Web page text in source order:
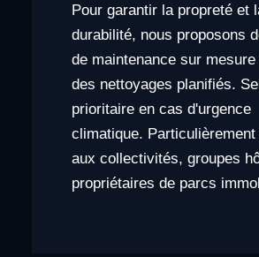
Pour garantir la propreté et
durabilité, nous proposons
de maintenance sur
des nettoyages planifiés.
prioritaire en cas d'urgence
climatique. Particulièrement
aux collectivités, groupes
propriétaires de parcs